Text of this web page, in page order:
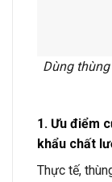
Dùng
1. Ưu điểm
khẩu chất
Thực tế,